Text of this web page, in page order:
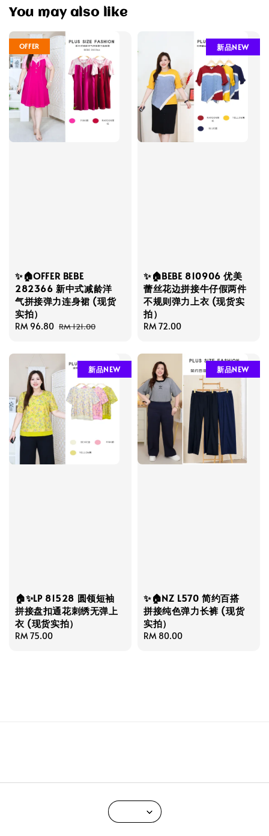
You may also like
OFFER
✨🏠OFFER BEBE
282366 新中式减龄洋
气拼接弹力连身裙 (现货
实拍）
Sale
RM 96.80 Regular
RM 121.00
新品NEW
✨🏠BEBE 810906 优美
蕾丝花边拼接牛仔假两件
不规则弹力上衣 (现货实
拍）
Regular
RM 72.00
新品NEW
🏠✨LP 81528 圆领短袖
拼接盘扣通花刺绣无弹上
衣 (现货实拍）
Regular
RM 75.00
新品NEW
✨🏠NZ L570 简约百搭
拼接纯色弹力长裤 (现货
实拍）
Regular
RM 80.00